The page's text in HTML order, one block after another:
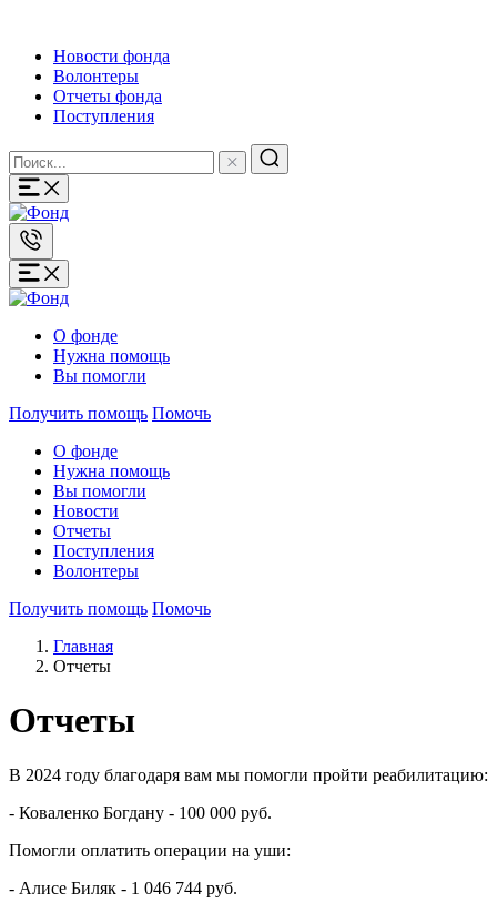
Новости фонда
Волонтеры
Отчеты фонда
Поступления
О фонде
Нужна помощь
Вы помогли
Получить помощь Помочь
О фонде
Нужна помощь
Вы помогли
Новости
Отчеты
Поступления
Волонтеры
Получить помощь Помочь
Главная
Отчеты
Отчеты
В 2024 году благодаря вам мы помогли пройти реабилитацию:
- Коваленко Богдану - 100 000 руб.
Помогли оплатить операции на уши:
- Алисе Биляк - 1 046 744 руб.